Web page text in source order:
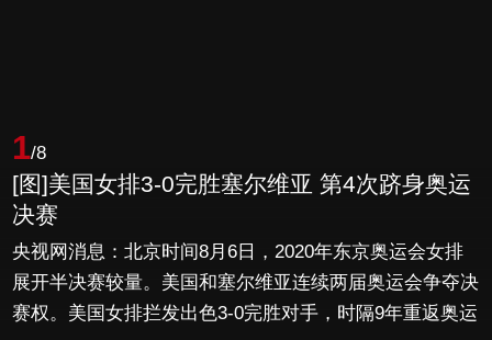
1/8
[图]美国女排3-0完胜塞尔维亚 第4次跻身奥运
决赛
央视网消息：北京时间8月6日，2020年东京奥运会女排
展开半决赛较量。美国和塞尔维亚连续两届奥运会争夺决
赛权。美国女排拦发出色3-0完胜对手，时隔9年重返奥运